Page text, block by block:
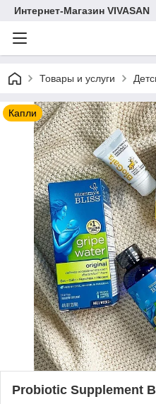
Интернет-Магазин VIVASAN
Товары и услуги
Капли
Probiotic Supplement